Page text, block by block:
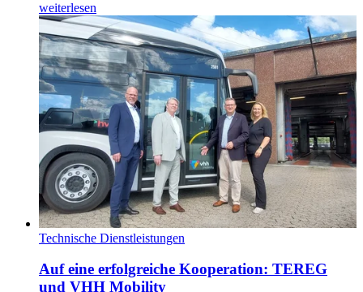
weiterlesen
Technische Dienstleistungen
Auf eine erfolgreiche Kooperation: TEREG
und VHH Mobility